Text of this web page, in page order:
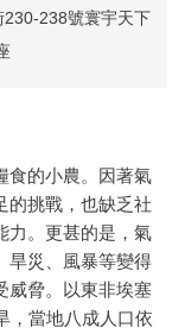
230-238號寰宇天下
食的小農。因著氣
的挑戰，也缺乏社
力。更甚的是，氣
旱災、風暴等變得
威脅。以東非埃塞
，當地八成人口依